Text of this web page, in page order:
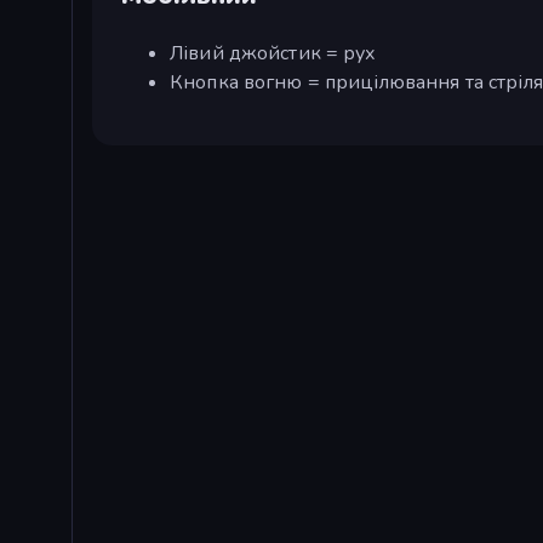
Лівий джойстик = рух
Кнопка вогню = прицілювання та